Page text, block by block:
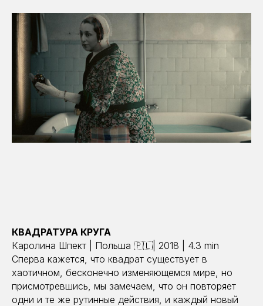
КВАДРАТУРА КРУГА
Каролина Шпект | Польша 🇵🇱| 2018 | 4.3 min
Сперва кажется, что квадрат существует в
хаотичном, бесконечно изменяющемся мире, но
присмотревшись, мы замечаем, что он повторяет
одни и те же рутинные действия, и каждый новый